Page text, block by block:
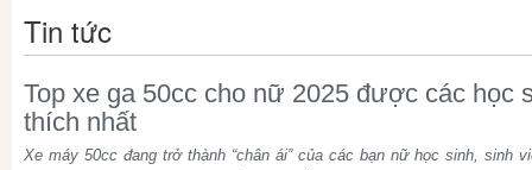
Tin tức
Top xe ga 50cc cho nữ 2025 được các học
thích nhất
Xe máy 50cc đang trở thành “chân ái” của các bạn nữ học sinh, sinh